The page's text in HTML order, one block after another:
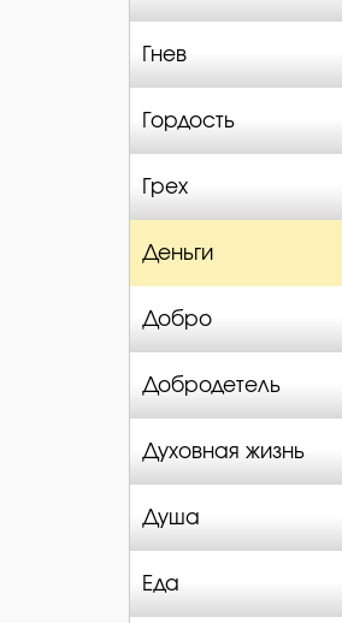
Гнев
Гордость
Грех
Деньги
Добро
Добродетель
Духовная жизнь
Душа
Еда